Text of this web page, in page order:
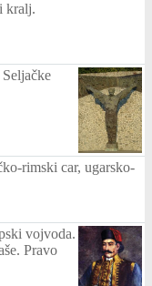
kralj.
rimski car, ugarsko-
vojvoda.
Pravo